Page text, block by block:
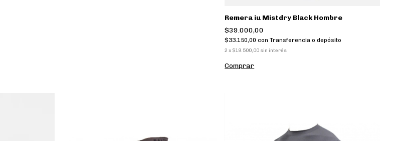
Remera iu Mistdry Black Hombre
$39.000,00
$33.150,00con Transferencia o depósito
2 x $19.500,00 sin interés
Comprar